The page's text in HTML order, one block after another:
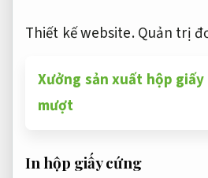
Thiết kế website.Quản trị
Xưởng sản xuất hộp
mượt
In hộp giấy cứng